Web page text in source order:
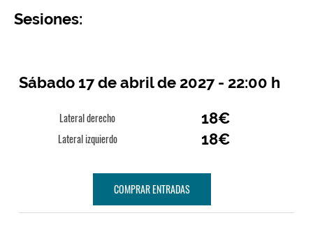
Sesiones:
Sábado 17 de abril de 2027 - 22:00 h
Lateral derecho 18€
Lateral izquierdo 18€
COMPRAR ENTRADAS